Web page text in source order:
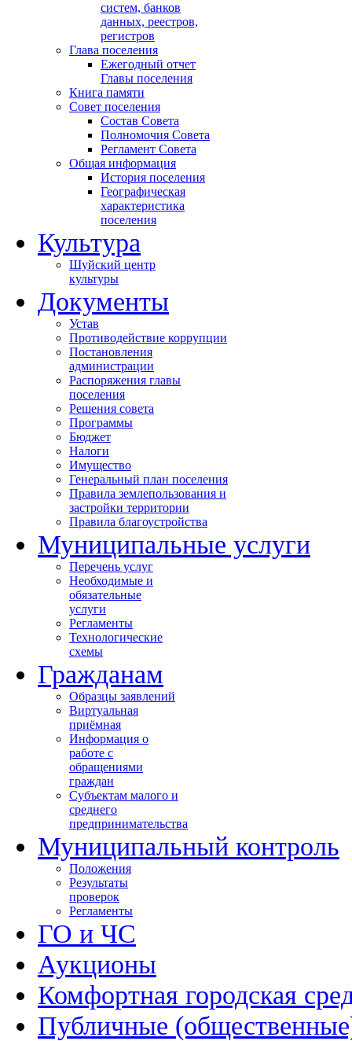
систем, банков
данных, реестров,
регистров
Глава поселения
Ежегодный отчет
Главы поселения
Книга памяти
Совет поселения
Состав Совета
Полномочия Совета
Регламент Совета
Общая информация
История поселения
Географическая
характеристика
поселения
Культура
Шуйский центр
культуры
Документы
Устав
Противодействие коррупции
Постановления
администрации
Распоряжения главы
поселения
Решения совета
Программы
Бюджет
Налоги
Имущество
Генеральный план поселения
Правила землепользования и
застройки территории
Правила благоустройства
Муниципальные услуги
Перечень услуг
Необходимые и
обязательные
услуги
Регламенты
Технологические
схемы
Гражданам
Образцы заявлений
Виртуальная
приёмная
Информация о
работе с
обращениями
граждан
Субъектам малого и
среднего
предпринимательства
Муниципальный контроль
Положения
Результаты
проверок
Регламенты
ГО и ЧС
Аукционы
Комфортная городская
Публичные